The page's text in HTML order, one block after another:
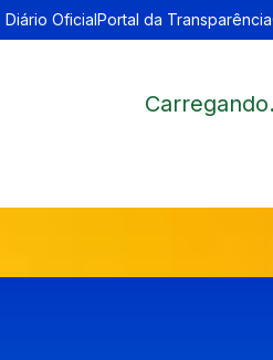
Diário OficialPortal da Transparência